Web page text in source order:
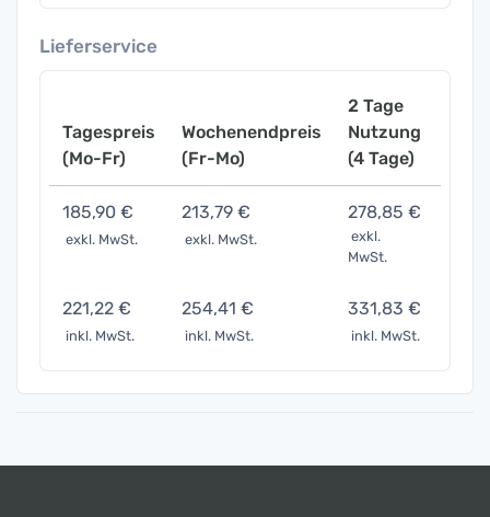
Lieferservice
Tagespreis
(Mo-Fr)
Wochenendpreis
(Fr-Mo)
2 Tage
Nutzung
(4 Tage)
185,90 €
exkl. MwSt.
213,79 €
exkl. MwSt.
278,85 €
exkl.
MwSt.
221,22 €
inkl. MwSt.
254,41 €
inkl. MwSt.
331,83 €
inkl. MwSt.